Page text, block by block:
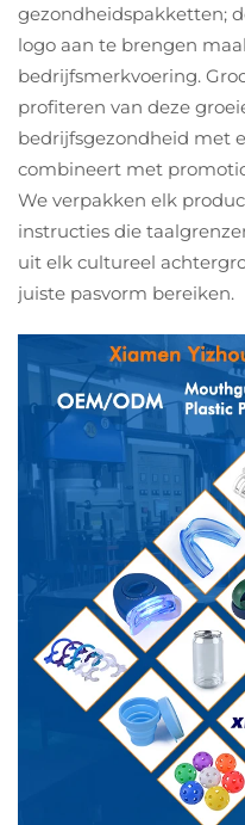
gezondheidspakketten;
logo aan te brengen
bedrijfsmerkvoering.
profiteren van deze
bedrijfsgezondheid met
combineert met
We verpakken elk
instructies die
uit elk cultureel
juiste pasvorm bereiken.